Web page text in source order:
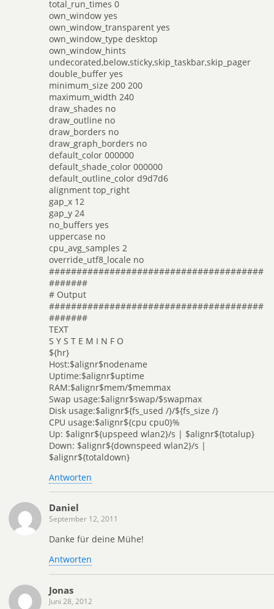
total_run_times 0
own_window yes
own_window_transparent yes
own_window_type desktop
own_window_hints
undecorated,below,sticky,skip_taskbar,skip_pager
double_buffer yes
minimum_size 200 200
maximum_width 240
draw_shades no
draw_outline no
draw_borders no
draw_graph_borders no
default_color 000000
default_shade_color 000000
default_outline_color d9d7d6
alignment top_right
gap_x 12
gap_y 24
no_buffers yes
uppercase no
cpu_avg_samples 2
override_utf8_locale no
#######################################
#######
# Output
#######################################
#######
TEXT
S Y S T E M I N F O
${hr}
Host:$alignr$nodename
Uptime:$alignr$uptime
RAM:$alignr$mem/$memmax
Swap usage:$alignr$swap/$swapmax
Disk usage:$alignr${fs_used /}/${fs_size /}
CPU usage:$alignr${cpu cpu0}%
Up: $alignr${upspeed wlan2}/s | $alignr${totalup}
Down: $alignr${downspeed wlan2}/s |
$alignr${totaldown}
Antworten
Daniel
September 12, 2011
Danke für deine Mühe!
Antworten
Jonas
Juni 28, 2012